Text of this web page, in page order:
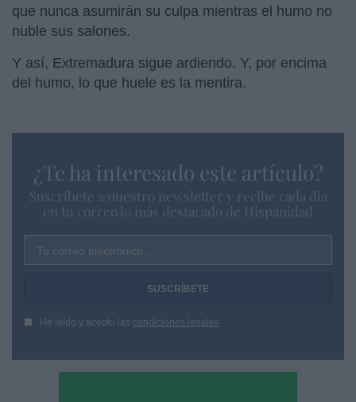
que nunca asumirán su culpa mientras el humo no
nuble sus salones.
Y así, Extremadura sigue ardiendo. Y, por encima
del humo, lo que huele es la mentira.
¿Te ha interesado este artículo?
Suscríbete a nuestro newsletter y recibe cada dia
en tu correo lo más destacado de Hispanidad
Tu correo electrónico...
He leído y acepto las condiciones legales